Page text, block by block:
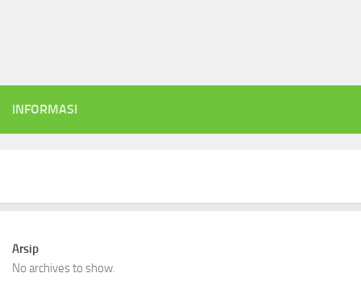
INFORMASI
Arsip
No archives to show.